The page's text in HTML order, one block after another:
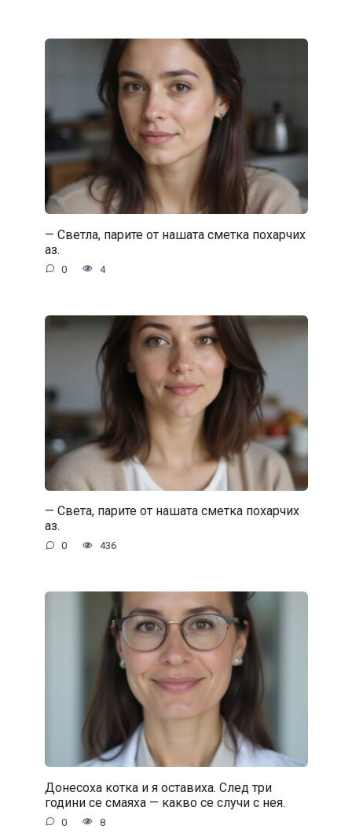
— Светла, парите от нашата сметка похарчих
аз.
0 4
— Света, парите от нашата сметка похарчих
аз.
0 436
Донесоха котка и я оставиха. След три
години се смаяха — какво се случи с нея.
0 8